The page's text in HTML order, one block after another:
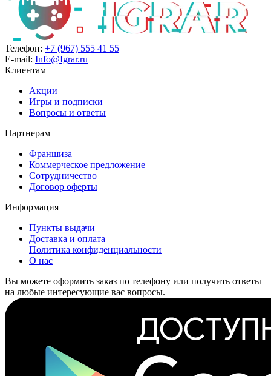
Телефон: +7 (967) 555 41 55
E-mail: Info@Igrar.ru
Клиентам
Акции
Игры и подписки
Вопросы и ответы
Партнерам
Франшиза
Коммерческое предложение
Сотрудничество
Договор оферты
Информация
Пункты выдачи
Доставка и оплата
Политика конфиденциальности
О нас
Вы можете оформить заказ по телефону или получить ответы
на любые интересующие вас вопросы.